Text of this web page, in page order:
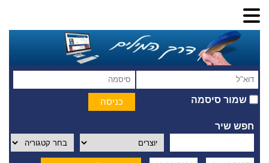
שמור סיסמה
חפש שיר
יוצרים